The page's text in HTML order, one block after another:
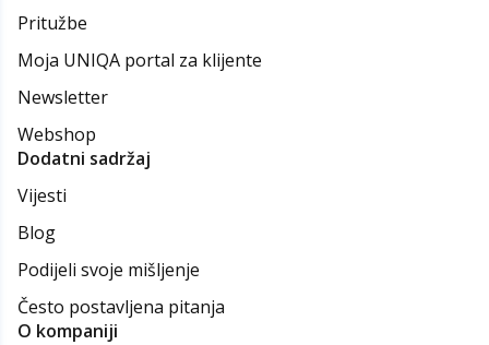
Pritužbe
Moja UNIQA portal za klijente
Newsletter
Webshop
Dodatni sadržaj
Vijesti
Blog
Podijeli svoje mišljenje
Često postavljena pitanja
O kompaniji